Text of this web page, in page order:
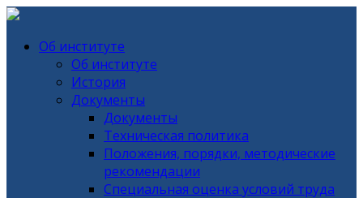
Об институте
Об институте
История
Документы
Документы
Техническая политика
Положения, порядки, методические
рекомендации
Специальная оценка условий труда